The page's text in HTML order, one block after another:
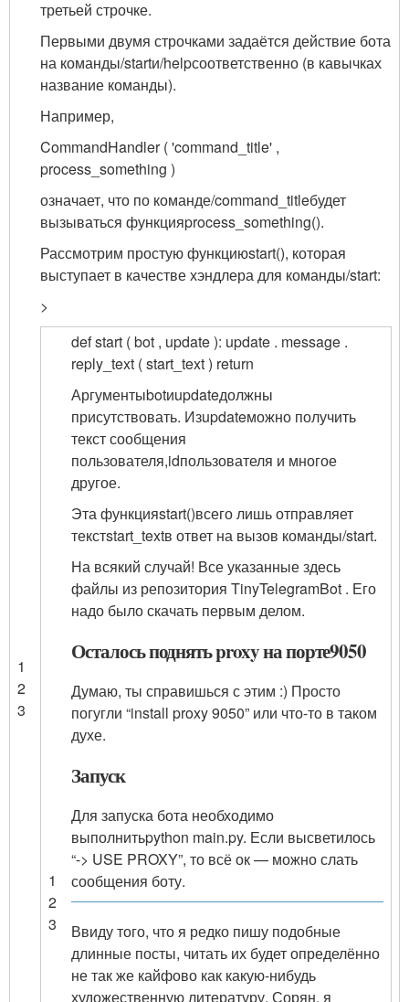
1
2
3
третьей строчке.
Первыми двумя строчками задаётся действие бота
на команды/startи/helpсоответственно (в кавычках
название команды).
Например,
CommandHandler ( 'command_title' ,
process_something )
означает, что по команде/command_titleбудет
вызываться функцияprocess_something().
Рассмотрим простую функциюstart(), которая
выступает в качестве хэндлера для команды/start:
>
1
2
3
def start ( bot , update ): update . message .
reply_text ( start_text ) return
Аргументыbotиupdateдолжны
присутствовать. Изupdateможно получить
текст сообщения
пользователя,idпользователя и многое
другое.
Эта функцияstart()всего лишь отправляет
текстstart_textв ответ на вызов команды/start.
На всякий случай! Все указанные здесь
файлы из репозитория TinyTelegramBot . Его
надо было скачать первым делом.
Осталось поднять proxy на порте9050
Думаю, ты справишься с этим :) Просто
погугли “install proxy 9050” или что-то в таком
духе.
Запуск
Для запуска бота необходимо
выполнитьpython main.py. Если высветилось
“-> USE PROXY”, то всё ок — можно слать
сообщения боту.
Ввиду того, что я редко пишу подобные
длинные посты, читать их будет определённо
не так же кайфово как какую-нибудь
художественную литературу. Сорян, я